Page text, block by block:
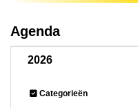
Agenda
2026
Categorieën